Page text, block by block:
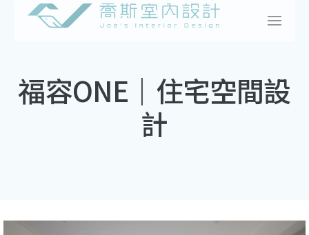
福容ONE｜住宅空間設
計